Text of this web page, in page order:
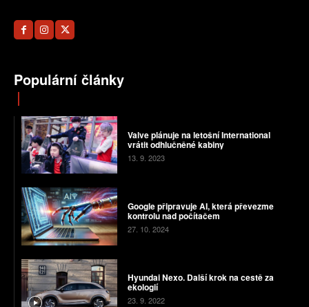
Populární články
Valve plánuje na letošní International
vrátit odhlučněné kabiny
13. 9. 2023
Google připravuje AI, která převezme
kontrolu nad počítačem
27. 10. 2024
Hyundai Nexo. Další krok na cestě za
ekologií
23. 9. 2022